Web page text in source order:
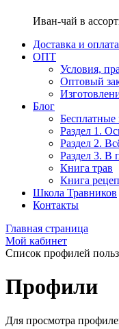
Иван-чай в
Доставка и оплата
ОПТ
Условия,
Оптовый
Блог
Раздел 1.
Раздел 2.
Раздел 3. В
Книга трав
Книга
Школа Травников
Контакты
Главная страница
Мой кабинет
Список профилей
Профили
Для просмотра